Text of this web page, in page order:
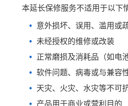
本延长保修服务不适用于以下
意外损坏、误用、滥用或
未经授权的维修或改装
正常磨损及消耗品（如电
软件问题、病毒或与兼容
天灾、火灾、水灾等不可
产品用于商业或营利目的